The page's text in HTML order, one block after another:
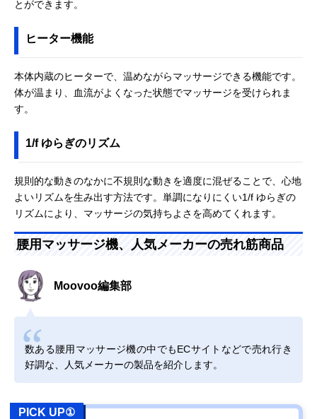
とができます。
ヒーター機能
本体内蔵のヒーターで、温めながらマッサージできる機能です。
体が温まり、血流がよくなった状態でマッサージを受けられま
す。
1/f ゆらぎのリズム
規則的な動きのなかに不規則な動きを適度に混ぜることで、心地
よいリズムを生み出す方法です。単調になりにくい1/f ゆらぎの
リズムにより、マッサージの気持ちよさを高めてくれます。
腰用マッサージ機、人気メーカーの売れ筋商品
Moovoo編集部
数ある腰用マッサージ機の中でもECサイトなどで売れ行き
好調な、人気メーカーの製品を紹介します。
PICK UP①